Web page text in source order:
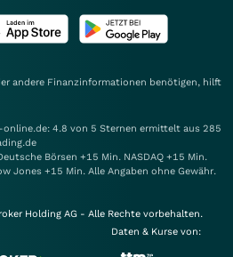
andere Finanzinformationen benötigen, hilft
4.8 von 5 Sternen ermittelt aus 285
Börsen +15 Min. NASDAQ +15 Min.
Jones +15 Min. Alle Angaben ohne Gewähr.
Holding AG - Alle Rechte vorbehalten.
Daten & Kurse von: